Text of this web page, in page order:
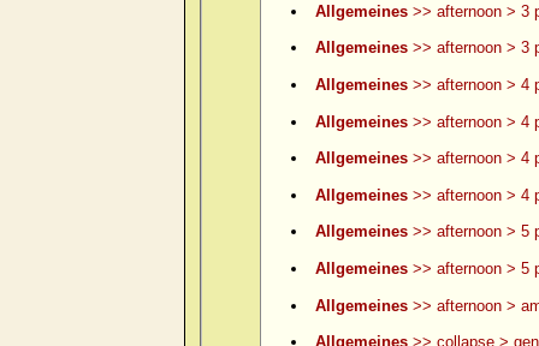
Allgemeines>> afternoon > 3
Allgemeines>> afternoon > 3
Allgemeines>> afternoon > 4
Allgemeines>> afternoon > 4
Allgemeines>> afternoon > 4
Allgemeines>> afternoon > 4
Allgemeines>> afternoon > 5
Allgemeines>> afternoon > 5
Allgemeines>> afternoon >
Allgemeines>> collapse >